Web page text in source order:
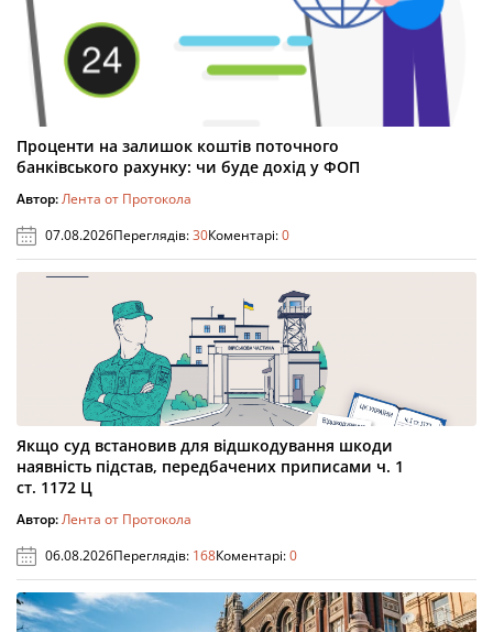
Проценти на залишок коштів поточного
банківського рахунку: чи буде дохід у ФОП
Автор:Лента от Протокола
07.08.2026Переглядів:30Коментарі:0
Якщо суд встановив для відшкодування шкоди
наявність підстав, передбачених приписами ч. 1
ст. 1172 Ц
Автор:Лента от Протокола
06.08.2026Переглядів: 168Коментарі:0